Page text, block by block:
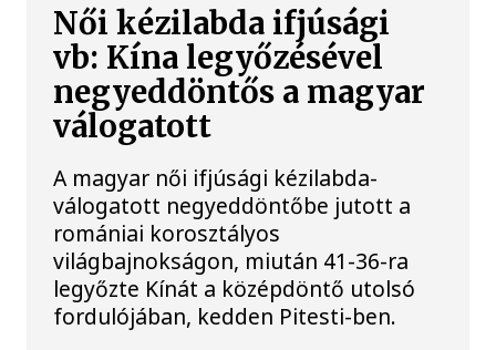
Női kézilabda ifjúsági
vb: Kína legyőzésével
negyeddöntős a magyar
válogatott
A magyar női ifjúsági kézilabda-
válogatott negyeddöntőbe jutott a
romániai korosztályos
világbajnokságon, miután 41-36-ra
legyőzte Kínát a középdöntő utolsó
fordulójában, kedden Pitesti-ben.